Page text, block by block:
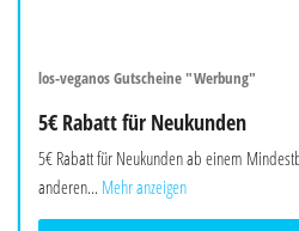
los-veganos Gutscheine "Werbung"
5€ Rabatt für Neukunden
5€ Rabatt für Neukunden ab einem
anderen... Mehr anzeigen